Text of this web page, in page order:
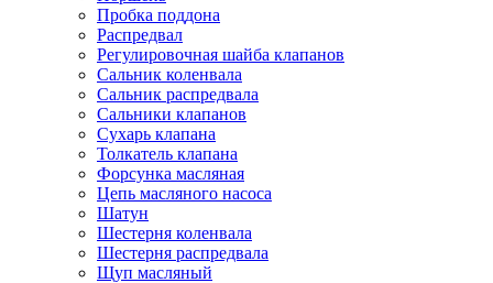
Пробка поддона
Распредвал
Регулировочная шайба клапанов
Сальник коленвала
Сальник распредвала
Сальники клапанов
Сухарь клапана
Толкатель клапана
Форсунка масляная
Цепь масляного насоса
Шатун
Шестерня коленвала
Шестерня распредвала
Щуп масляный